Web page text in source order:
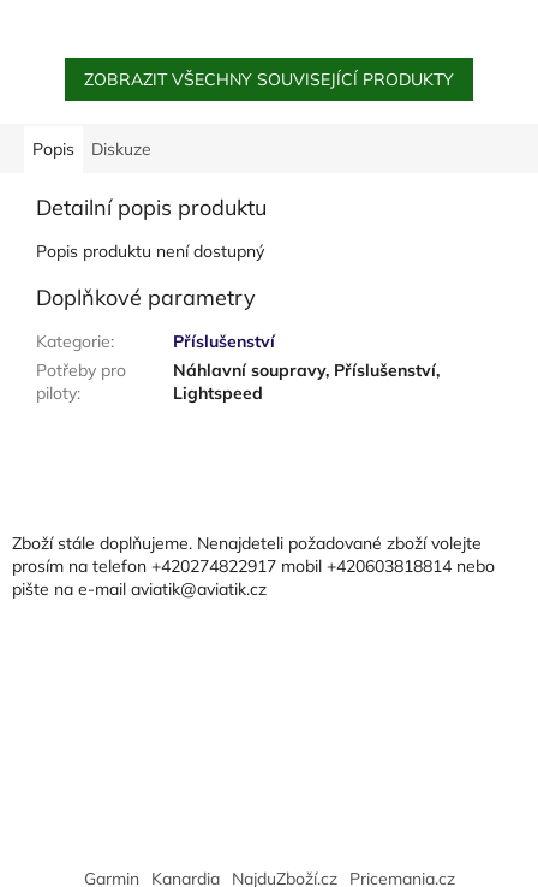
ZOBRAZIT VŠECHNY SOUVISEJÍCÍ PRODUKTY
Popis Diskuze
Detailní popis produktu
Popis produktu není dostupný
Doplňkové parametry
Kategorie:
Příslušenství
Potřeby pro
piloty:
Náhlavní soupravy, Příslušenství,
Lightspeed
aZboží stále doplňujeme. Nenajdeteli požadované zboží volejte
prosím na telefon +420274822917 mobil +420603818814 nebo
pište na e-mail aviatik@aviatik.cz
Garmin Kanardia NajduZboží.cz Pricemania.cz